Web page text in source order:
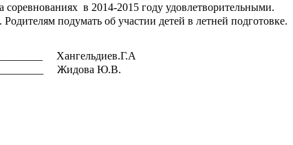
в 2014-2015 году удовлетворительными.
подумать об участии детей в летней подготовке.
Хангельдиев.Г.А
Жидова Ю.В.